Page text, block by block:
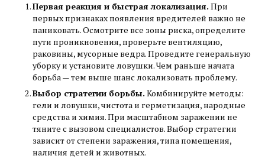
Первая реакция и быстрая локализация.При
первых признаках появления вредителей важно не
паниковать. Осмотрите все зоны риска, определите
пути проникновения, проверьте вентиляцию,
раковины, мусорные ведра. Проведите генеральную
уборку и установите ловушки. Чем раньше начата
борьба — тем выше шанс локализовать проблему.
Выбор стратегии борьбы.Комбинируйте методы:
гели и ловушки, чистота и герметизация, народные
средства и химия. При масштабном заражении не
тяните с вызовом специалистов. Выбор стратегии
зависит от степени заражения, типа помещения,
наличия детей и животных.